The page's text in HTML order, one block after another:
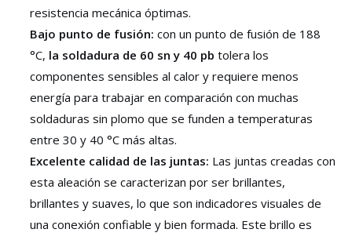
resistencia mecánica óptimas.
Bajo punto de fusión: con un punto de fusión de 188
°C, la soldadura de 60 sn y 40 pb tolera los
componentes sensibles al calor y requiere menos
energía para trabajar en comparación con muchas
soldaduras sin plomo que se funden a temperaturas
entre 30 y 40 °C más altas.
Excelente calidad de las juntas: Las juntas creadas con
esta aleación se caracterizan por ser brillantes,
brillantes y suaves, lo que son indicadores visuales de
una conexión confiable y bien formada. Este brillo es